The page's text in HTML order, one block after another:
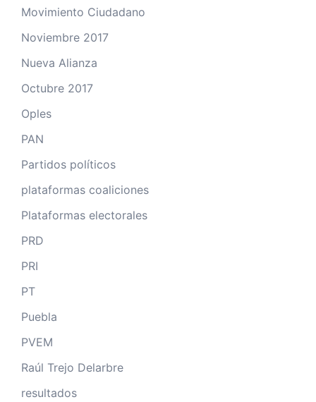
Movimiento Ciudadano
Noviembre 2017
Nueva Alianza
Octubre 2017
Oples
PAN
Partidos políticos
plataformas coaliciones
Plataformas electorales
PRD
PRI
PT
Puebla
PVEM
Raúl Trejo Delarbre
resultados